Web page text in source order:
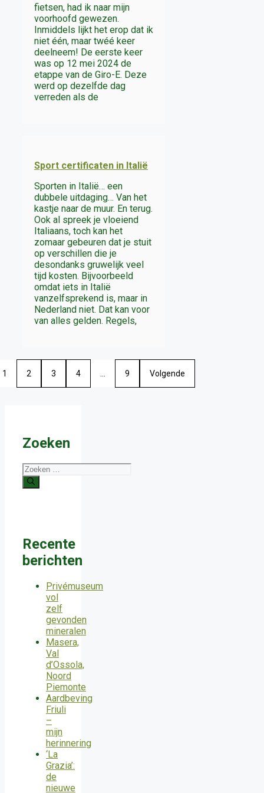
fietsen, had ik naar mijn
voorhoofd gewezen.
Inmiddels lijkt het erop dat ik
niet één, maar twéé keer
deelneem! De eerste keer
was op 12 mei 2024 de
etappe van de Giro-E. Deze
werd op dezelfde dag
verreden als de
Sport certificaten in Italië
Sporten in Italië… een
dubbele uitdaging… Van het
kastje naar de muur. En terug.
Ook al spreek je vloeiend
Italiaans, toch kan het
zomaar gebeuren dat je stuit
op verschillen die je
desondanks gruwelijk veel
tijd kosten. Bijvoorbeeld
omdat iets in Italië
vanzelfsprekend is, maar in
Nederland niet. Dat kan voor
van alles gelden. Regels,
1 2 3 4 … 9 Volgende
Zoeken
Zoek
naar:
Recente
berichten
Privémuseum
vol
zelf
gevonden
mineralen
Masera,
Val
d’Ossola,
Noord
Piemonte
Aardbeving
Friuli
–
mijn
herinnering
‘La
Grazia’:
de
nieuwe